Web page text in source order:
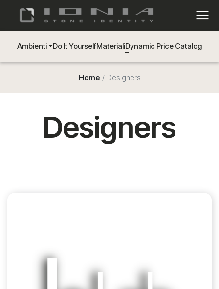
Ambienti Do It YourselfMaterialiDynamic Price Catalog
Home Designers
Designers